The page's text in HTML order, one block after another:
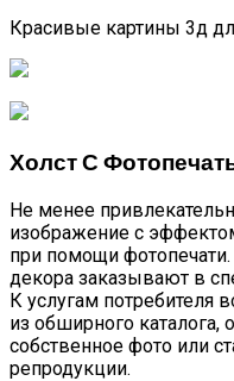
Красивые картины 3д
Холст С
Не менее
изображение с
при помощи
декора заказывают в
К услугам потребителя
из обширного каталога,
собственное фото или
репродукции.